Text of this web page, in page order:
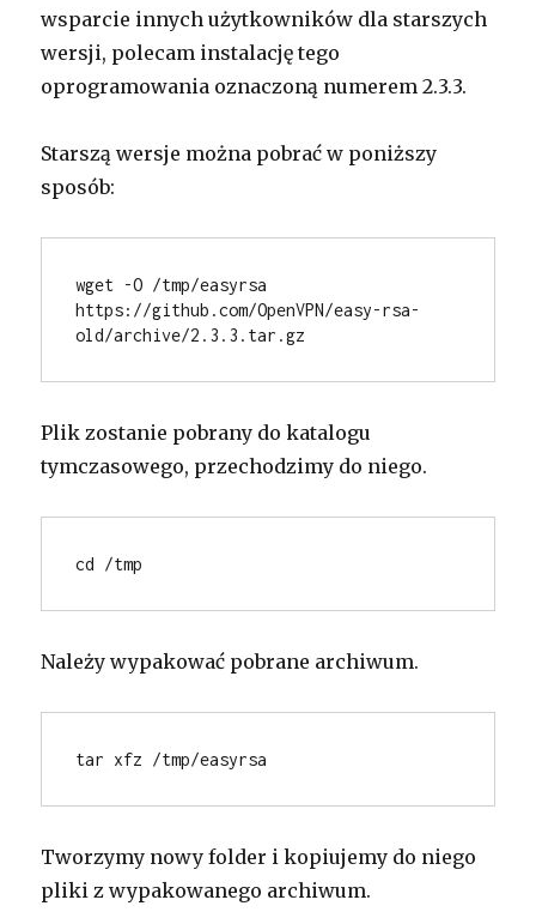
wsparcie innych użytkowników dla starszych
wersji, polecam instalację tego
oprogramowania oznaczoną numerem 2.3.3.
Starszą wersje można pobrać w poniższy
sposób:
wget -O /tmp/easyrsa
https://github.com/OpenVPN/easy-rsa-
old/archive/2.3.3.tar.gz
Plik zostanie pobrany do katalogu
tymczasowego, przechodzimy do niego.
cd /tmp
Należy wypakować pobrane archiwum.
tar xfz /tmp/easyrsa
Tworzymy nowy folder i kopiujemy do niego
pliki z wypakowanego archiwum.